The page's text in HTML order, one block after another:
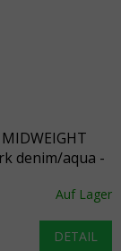
denim/aqua -
Auf Lager
DETAIL